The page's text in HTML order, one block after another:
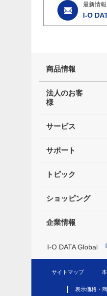
最新情
I-O
商品情報
法人のお客
様
サービス
サポート
トピック
ショッピング
企業情報
I-O DATA Global
サイトマップ
表示価格・